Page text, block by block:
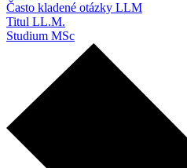
Často kladené otázky LLM
Titul LL.M.
Studium MSc